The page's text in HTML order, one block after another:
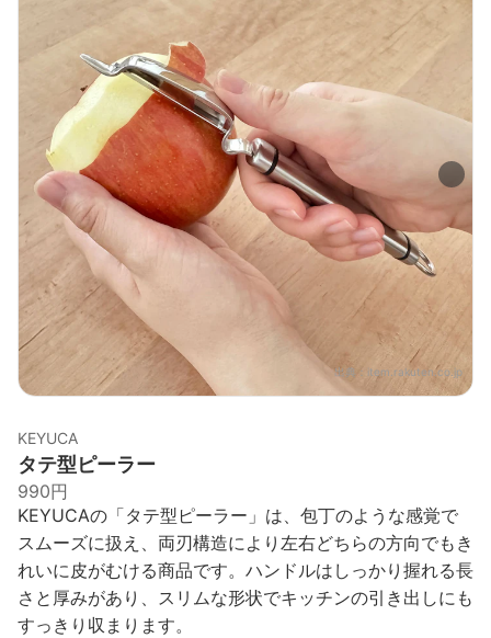
出典： item.rakuten.co.jp
KEYUCA
タテ型ピーラー
990円
KEYUCAの「タテ型ピーラー」は、包丁のような感覚で
スムーズに扱え、両刃構造により左右どちらの方向でもき
れいに皮がむける商品です。ハンドルはしっかり握れる長
さと厚みがあり、スリムな形状でキッチンの引き出しにも
すっきり収まります。